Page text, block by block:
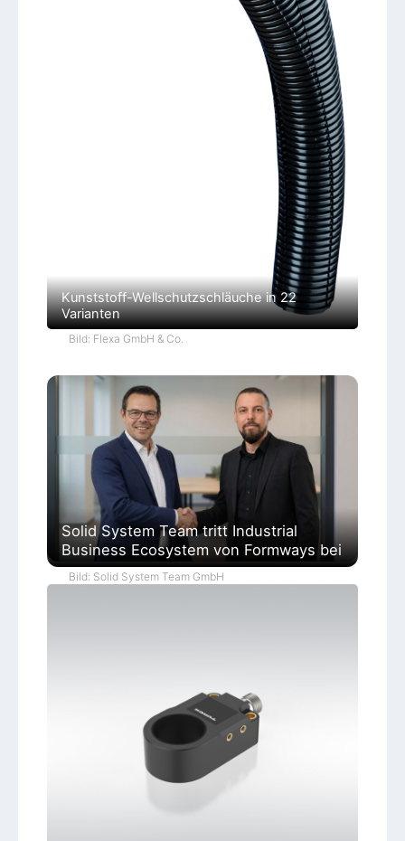
Kunststoff-Wellschutzschläuche in 22
Varianten
Bild: Flexa GmbH & Co.
Solid System Team tritt Industrial
Business Ecosystem von Formways bei
Bild: Solid System Team GmbH